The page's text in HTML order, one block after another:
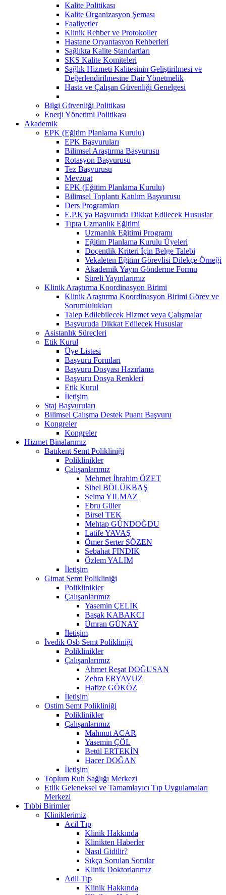
Kalite Politikası
Kalite Organizasyon Şeması
Faaliyetler
Klinik Rehber ve Protokoller
Hastane Oryantasyon Rehberleri
Sağlıkta Kalite Standartları
SKS Kalite Komiteleri
Sağlık Hizmeti Kalitesinin Geliştirilmesi ve
Değerlendirilmesine Dair Yönetmelik
Hasta ve Çalışan Güvenliği Genelgesi
Bilgi Güvenliği Politikası
Enerji Yönetimi Politikası
Akademik
EPK (Eğitim Planlama Kurulu)
EPK Başvuruları
Bilimsel Araştırma Başvurusu
Rotasyon Başvurusu
Tez Başvurusu
Mevzuat
EPK (Eğitim Planlama Kurulu)
Bilimsel Toplantı Katılım Başvurusu
Ders Programları
E.P.K'ya Başvuruda Dikkat Edilecek Hususlar
Tıpta Uzmanlık Eğitimi
Uzmanlık Eğitimi Programı
Eğitim Planlama Kurulu Üyeleri
Doçentlik Kriteri İçin Belge Talebi
Vekaleten Eğitim Görevlisi Dilekçe Örneği
Akademik Yayın Gönderme Formu
Süreli Yayınlarımız
Klinik Araştırma Koordinasyon Birimi
Klinik Araştırma Koordinasyon Birimi Görev ve
Sorumlulukları
Talep Edilebilecek Hizmet veya Çalışmalar
Başvuruda Dikkat Edilecek Hususlar
Asistanlık Süreçleri
Etik Kurul
Üye Listesi
Başvuru Formları
Başvuru Dosyası Hazırlama
Başvuru Dosya Renkleri
Etik Kurul
İletişim
Staj Başvuruları
Bilimsel Çalışma Destek Puanı Başvuru
Kongreler
Kongreler
Hizmet Binalarımız
Batıkent Semt Polikliniği
Poliklinikler
Çalışanlarımız
Mehmet İbrahim ÖZET
Sibel BÖLÜKBAŞ
Selma YILMAZ
Ebru Güler
Birsel TEK
Mehtap GÜNDOĞDU
Latife YAVAŞ
Ömer Serter SÖZEN
Sebahat FINDIK
Özlem YALIM
İletişim
Gimat Semt Polikliniği
Poliklinikler
Çalışanlarımız
Yasemin ÇELİK
Başak KABAKCI
Ümran GÜNAY
İletişim
İvedik Osb Semt Polikliniği
Poliklinikler
Çalışanlarımız
Ahmet Reşat DOĞUSAN
Zehra ERYAVUZ
Hafize GÖKÖZ
İletişim
Ostim Semt Polikliniği
Poliklinikler
Çalışanlarımız
Mahmut ACAR
Yasemin ÇÖL
Betül ERTEKİN
Hacer DOĞAN
İletişim
Toplum Ruh Sağlığı Merkezi
Etlik Geleneksel ve Tamamlayıcı Tıp Uygulamaları
Merkezi
Tıbbi Birimler
Kliniklerimiz
Acil Tıp
Klinik Hakkında
Klinikten Haberler
Nasıl Gidilir?
Sıkça Sorulan Sorular
Klinik Doktorlarımız
Adli Tıp
Klinik Hakkında